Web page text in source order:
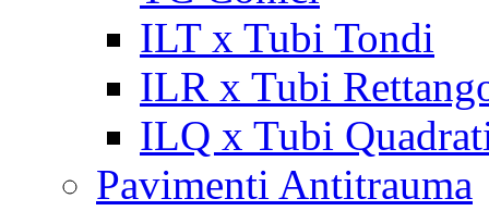
ILT x Tubi Tondi
ILR x Tubi
ILQ x Tubi
Pavimenti Antitrauma